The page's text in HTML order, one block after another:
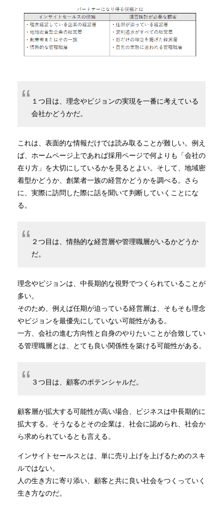
１つ目は、理念やビジョンの実現を一番に考えている
会社かどうかだ。
これは、表面的な情報だけでは読み取ることが難しい。例え
ば、ホームページ上であれば採用ページで何よりも「会社の
在り方」を大切にしているかを見るとよい。そして、地域密
着型かどうか、創業者一族の経営かどうかを調べる。さら
に、実際に訪問した際に話を聞いて判断していくことにな
る。
２つ目は、情熱的な経営層や管理職層がいるかどうか
だ。
理念やビジョンは、中長期的な視野でつくられていることが
多い。
そのため、例えば任期が迫っている経営層は、そもそも理念
やビジョンを最優先にしていない可能性がある。
一方、会社の進む方向性と自身のやりたいことが合致してい
る管理職層とは、とても良い関係性を築ける可能性がある。
３つ目は、顧客のポテンシャルだ。
顧客層が拡大する可能性が高い場合、ビジネスは中長期的に
拡大する。そうなるとその企業は、社会に認められ、社会か
ら求められているとも言える。
インサイトセールスとは、単に売り上げを上げるためのスキ
ルではない。
人の生き方に寄り添い、顧客と共に良い社会をつくっていく
生き方なのだ。